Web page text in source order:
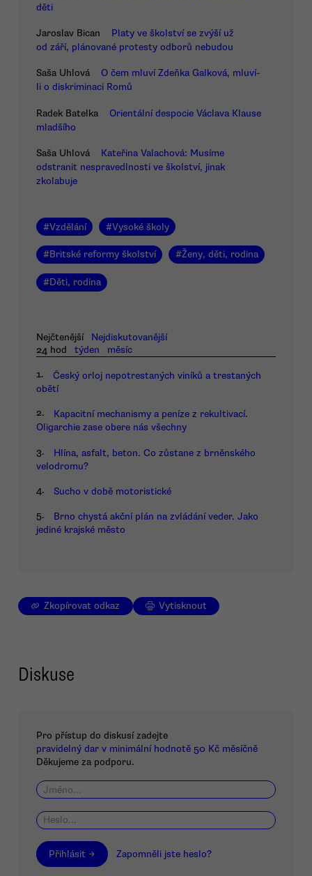
děti
Jaroslav Bican
Platy ve školství se zvýší už
od září, plánované protesty odborů nebudou
Saša Uhlová
O čem mluví Zdeňka Galková, mluví-
li o diskriminaci Romů
Radek Batelka
Orientální despocie Václava Klause
mladšího
Saša Uhlová
Kateřina Valachová: Musíme
odstranit nespravedlnosti ve školství, jinak
zkolabuje
#Vzdělání #Vysoké školy
#Britské reformy školství #Ženy, děti, rodina
#Děti, rodina
Nejčtenější
Nejdiskutovanější
24 hod
týden měsíc
1.
Český orloj nepotrestaných viníků a trestaných
obětí
2.
Kapacitní mechanismy a peníze z rekultivací.
Oligarchie zase obere nás všechny
3.
Hlína, asfalt, beton. Co zůstane z brněnského
velodromu?
4. Sucho v době motoristické
5.
Brno chystá akční plán na zvládání veder. Jako
jediné krajské město
Zkopírovat odkaz Vytisknout
Diskuse
Pro přístup do diskusí zadejte
pravidelný dar v minimální hodnotě 50 Kč měsíčně
Děkujeme za podporu.
Přihlásit → Zapomněli jste heslo?